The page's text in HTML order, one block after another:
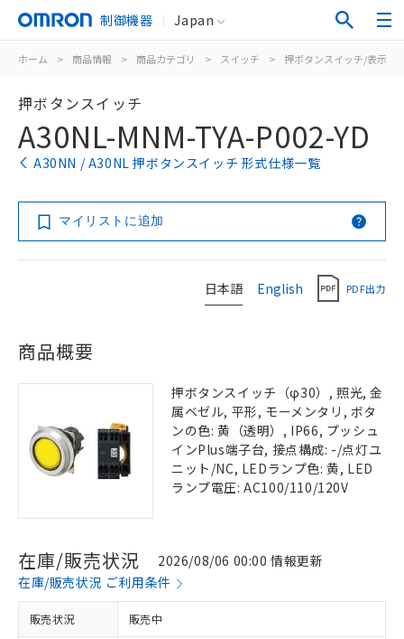
制御機器 Japan
ホーム > 商品情報 > 商品カテゴリ > スイッチ > 押ボタンスイッチ/表示灯
押ボタンスイッチ
A30NL-MNM-TYA-P002-YD
A30NN / A30NL 押ボタンスイッチ 形式仕様一覧
マイリストに追加
日本語 English PDF出力
商品概要
押ボタンスイッチ（φ30）, 照光, 金
属ベゼル, 平形, モーメンタリ, ボタ
ンの色: 黄（透明）, IP66, プッシュ
インPlus端子台, 接点構成: -/点灯ユ
ニット/NC, LEDランプ色: 黄, LED
ランプ電圧: AC100/110/120V
在庫/販売状況
2026/08/06 00:00 情報更新
在庫/販売状況 ご利用条件
販売状況 販売中